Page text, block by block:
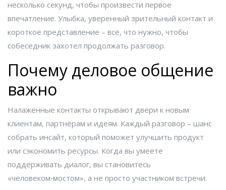
несколько секунд, чтобы произвести первое
впечатление. Улыбка, уверенный зрительный контакт и
короткое представление – всё, что нужно, чтобы
собеседник захотел продолжать разговор.
Почему деловое общение
важно
Налаженные контакты открывают двери к новым
клиентам, партнёрам и идеям. Каждый разговор – шанс
собрать инсайт, который поможет улучшить продукт
или сэкономить ресурсы. Когда вы умеете
поддерживать диалог, вы становитесь
«человеком‑мостом», а не просто участником встречи.